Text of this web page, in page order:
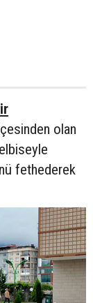
olan
fethederek